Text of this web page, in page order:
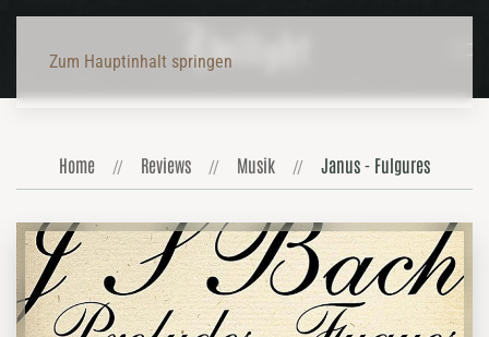
Zum Hauptinhalt springen
Home Reviews Musik Janus - Fulgures